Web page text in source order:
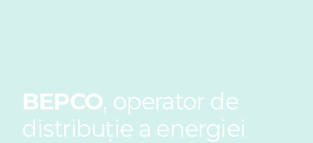
BEPCO, operator de
distribuție a energiei